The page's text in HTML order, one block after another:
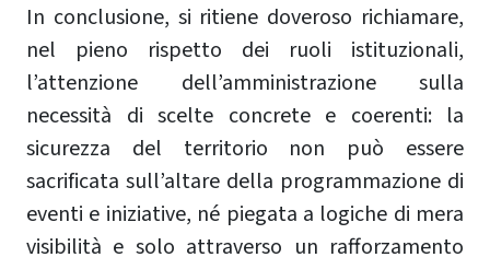
In conclusione, si ritiene doveroso richiamare,
nel pieno rispetto dei ruoli istituzionali,
l’attenzione dell’amministrazione sulla
necessità di scelte concrete e coerenti: la
sicurezza del territorio non può essere
sacrificata sull’altare della programmazione di
eventi e iniziative, né piegata a logiche di mera
visibilità e solo attraverso un rafforzamento